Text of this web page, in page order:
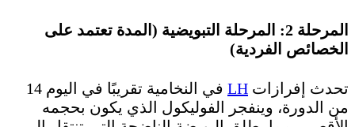
المرحلة 2: المرحلة التبويضية (المدة تعتمد على
الخصائص الفردية)
تحدث إفرازات LH
في النخامية تقريبًا في اليوم 14
من الدورة، وينفجر الفوليكول الذي يكون بحجمه